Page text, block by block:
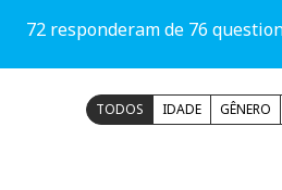
72 responderam de 76
TODOS IDADE GÊNERO